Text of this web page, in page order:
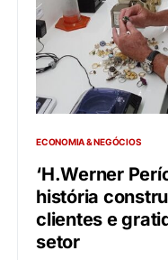
ECONOMIA & NEGÓCIOS
‘H.Werner
história
clientes e
setor